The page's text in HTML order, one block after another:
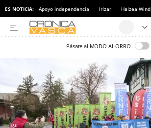
ES NOTICIA: Apoyo independencia Irizar Haizea Wind
Pásate al MODO AHORRO